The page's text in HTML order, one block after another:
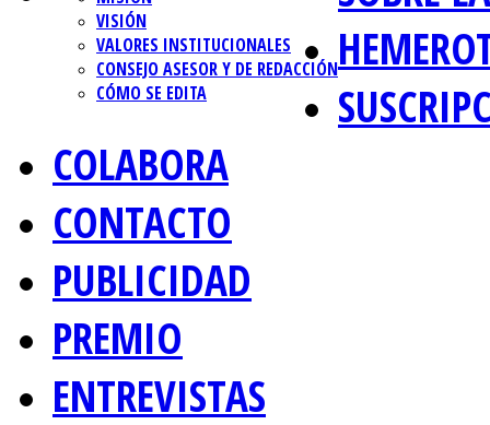
VISIÓN
VALORES INSTITUCIONALES
CONSEJO ASESOR Y DE REDACCIÓN
CÓMO SE EDITA
COLABORA
CONTACTO
PUBLICIDAD
PREMIO
ENTREVISTAS